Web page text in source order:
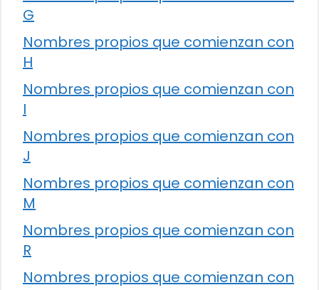
G
Nombres propios que comienzan con
H
Nombres propios que comienzan con
I
Nombres propios que comienzan con
J
Nombres propios que comienzan con
M
Nombres propios que comienzan con
R
Nombres propios que comienzan con